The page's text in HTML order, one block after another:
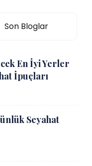
Son Bloglar
En İyi Yerler
İpuçları
Seyahat